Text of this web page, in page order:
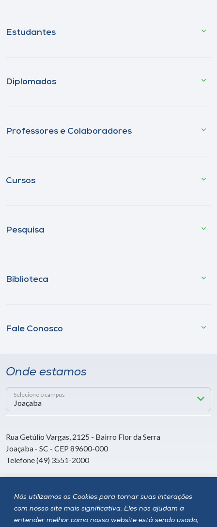
Nós utilizamos os Cookies para tornar suas interações
com nosso site mais significativa. Eles nos ajudam a
entender melhor como nosso website está sendo usado,
Estudantes
Diplomados
Professores e Colaboradores
Cursos
Pesquisa
Biblioteca
Fale Conosco
Onde estamos
Selecione o campus
Rua Getúlio Vargas, 2125 - Bairro Flor da Serra
Joaçaba - SC - CEP 89600-000
Telefone (49) 3551-2000
Siga a Unoesc